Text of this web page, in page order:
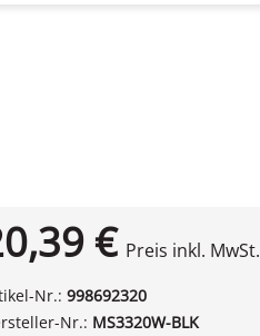
€ Preis inkl. MwSt.
Nr.: 998692320
Nr.: MS3320W-BLK